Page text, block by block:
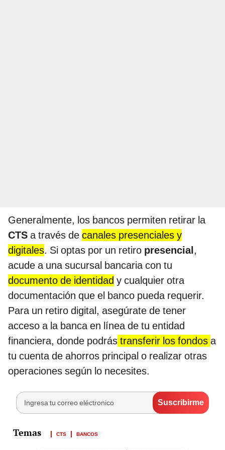
Generalmente, los bancos permiten retirar la
CTS a través de canales presenciales y
digitales. Si optas por un retiro presencial,
acude a una sucursal bancaria con tu
documento de identidad y cualquier otra
documentación que el banco pueda requerir.
Para un retiro digital, asegúrate de tener
acceso a la banca en línea de tu entidad
financiera, donde podrás transferir los fondos a
tu cuenta de ahorros principal o realizar otras
operaciones según lo necesites.
CTS BANCOS